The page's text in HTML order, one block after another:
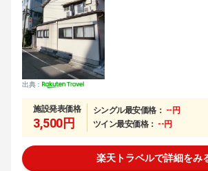
出典：
施設発表価格
3,500円
シングル最安価格： --円
ツイン最安価格： --円
楽天トラベルで詳細をみ